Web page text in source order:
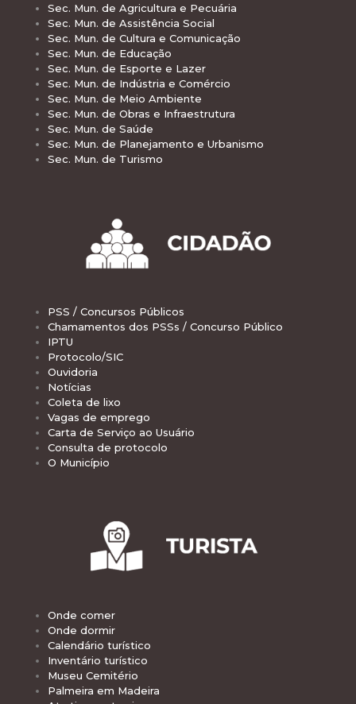
Sec. Mun. de Agricultura e Pecuária
Sec. Mun. de Assistência Social
Sec. Mun. de Cultura e Comunicação
Sec. Mun. de Educação
Sec. Mun. de Esporte e Lazer
Sec. Mun. de Indústria e Comércio
Sec. Mun. de Meio Ambiente
Sec. Mun. de Obras e Infraestrutura
Sec. Mun. de Saúde
Sec. Mun. de Planejamento e Urbanismo
Sec. Mun. de Turismo
PSS / Concursos Públicos
Chamamentos dos PSSs / Concurso Público
IPTU
Protocolo/SIC
Ouvidoria
Notícias
Coleta de lixo
Vagas de emprego
Carta de Serviço ao Usuário
Consulta de protocolo
O Município
Onde comer
Onde dormir
Calendário turístico
Inventário turístico
Museu Cemitério
Palmeira em Madeira